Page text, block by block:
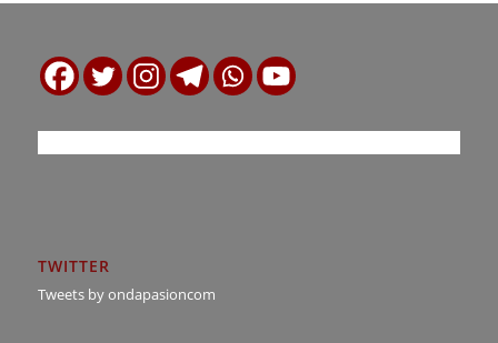
TWITTER
Tweets by ondapasioncom